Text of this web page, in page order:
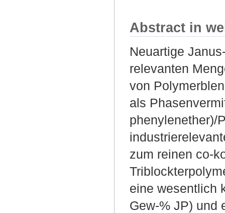
Abstract in
Neuartige
relevanten
von
als
phenylenether)/
zum reinen co-
eine wesentlich
Gew-% JP) und